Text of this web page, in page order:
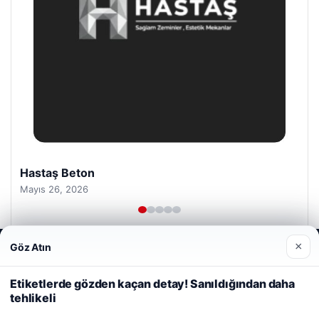
Hastaş Beton
Mayıs 26, 2026
© 2026 Haber Kalesi
Web sitemizi nasıl kullandığınızı daha iyi anlayabilmek,
deneyiminizi kişiselleştirmek ve geliştirmek amacıyla çerezler
kullanıyoruz.
Çerez Politikamız
Reddet
Göz Atın ×
Etiketlerde gözden kaçan detay! Sanıldığından daha
tehlikeli